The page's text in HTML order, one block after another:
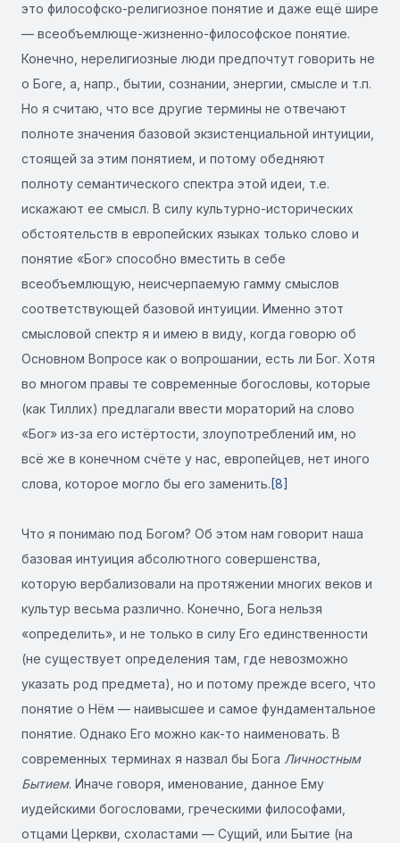
это философско-религиозное понятие и даже ещё шире
— всеобъемлюще-жизненно-философское понятие.
Конечно, нерелигиозные люди предпочтут говорить не
о Боге, а, напр., бытии, сознании, энергии, смысле и т.п.
Но я считаю, что все другие термины не отвечают
полноте значения базовой экзистенциальной интуиции,
стоящей за этим понятием, и потому обедняют
полноту семантического спектра этой идеи, т.е.
искажают ее смысл. В силу культурно-исторических
обстоятельств в европейских языках только слово и
понятие «Бог» способно вместить в себе
всеобъемлющую, неисчерпаемую гамму смыслов
соответствующей базовой интуиции. Именно этот
смысловой спектр я и имею в виду, когда говорю об
Основном Вопросе как о вопрошании, есть ли Бог. Хотя
во многом правы те современные богословы, которые
(как Тиллих) предлагали ввести мораторий на слово
«Бог» из-за его истёртости, злоупотреблений им, но
всё же в конечном счёте у нас, европейцев, нет иного
слова, которое могло бы его заменить. [8]
Что я понимаю под Богом? Об этом нам говорит наша
базовая интуиция абсолютного совершенства,
которую вербализовали на протяжении многих веков и
культур весьма различно. Конечно, Бога нельзя
«определить», и не только в силу Его единственности
(не существует определения там, где невозможно
указать род предмета), но и потому прежде всего, что
понятие о Нём — наивысшее и самое фундаментальное
понятие. Однако Его можно как-то наименовать. В
современных терминах я назвал бы Бога Личностным
Бытием. Иначе говоря, именование, данное Ему
иудейскими богословами, греческими философами,
отцами Церкви, схоластами — Сущий, или Бытие (на